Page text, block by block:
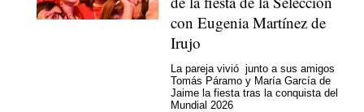
con Eugenia Martínez de
Irujo
La pareja vivió junto a sus amigos
Tomás Páramo y María García de
Jaime la fiesta tras la conquista del
Mundial 2026